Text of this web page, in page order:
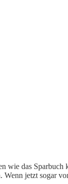
wie das
Wenn jetzt sogar